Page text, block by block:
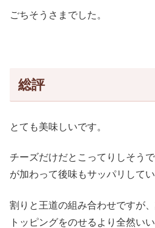
ごちそうさまでした。
総評
とても美味しいです。
チーズだけだとこってりしそう
が加わって後味もサッパリしてい
割りと王道の組み合わせですが
トッピングをのせるより全然いい